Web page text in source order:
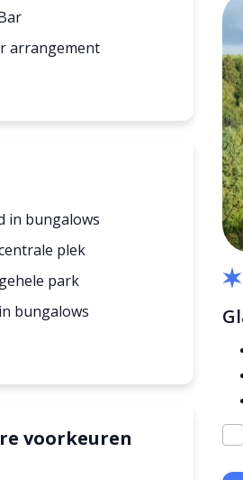
arrangement
in bungalows
plek
park
bungalows
voorkeuren